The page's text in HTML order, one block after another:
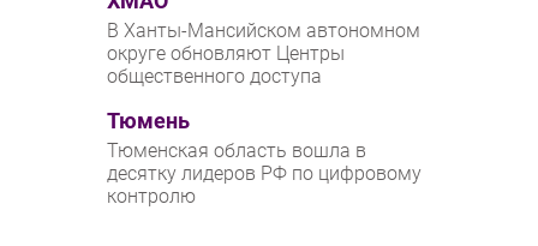
В Ханты-Мансийском автономном
округе обновляют Центры
общественного доступа
Тюмень
Тюменская область вошла в
десятку лидеров РФ по цифровому
контролю